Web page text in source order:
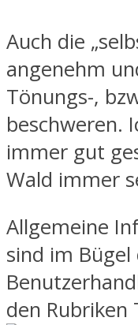
Auch die
angenehm
Tönungs-,
beschweren.
immer gut
Wald immer
Allgemeine
sind im
den Rubriken